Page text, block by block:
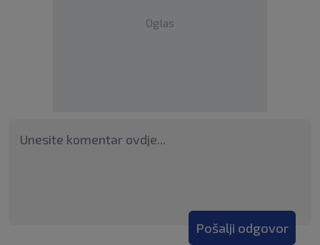
Oglas
Pošalji odgovor